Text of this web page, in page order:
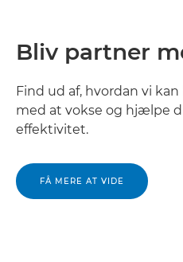
Bliv partner
Find ud af, hvordan vi
med at vokse og hjælpe
effektivitet.
FÅ MERE AT VIDE